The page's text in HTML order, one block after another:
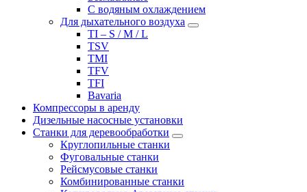
С водяным охлаждением
Для дыхательного воздуха
TI – S / M / L
TSV
TMI
TFV
TFI
Bavaria
Компрессоры в аренду
Дизельные насосные установки
Станки для деревообработки
Круглопильные станки
Фуговальные станки
Рейсмусовые станки
Комбинированные станки